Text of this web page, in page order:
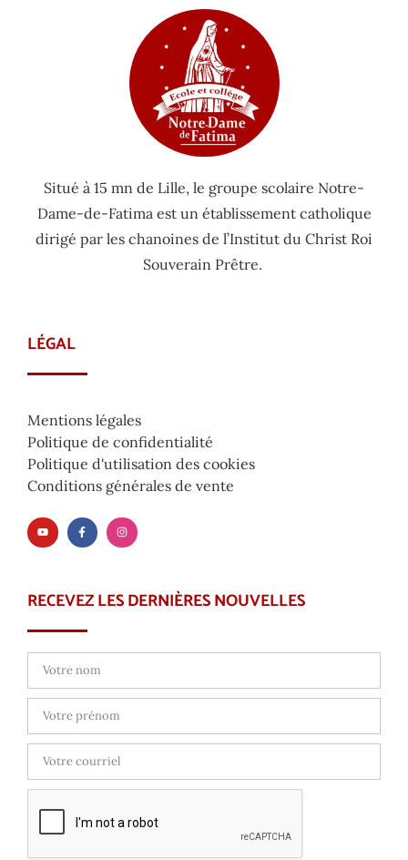
Situé à 15 mn de Lille, le groupe scolaire Notre-
Dame-de-Fatima est un établissement catholique
dirigé par les chanoines de l’Institut du Christ Roi
Souverain Prêtre.
LÉGAL
Mentions légales
Politique de confidentialité
Politique d'utilisation des cookies
Conditions générales de vente
RECEVEZ LES DERNIÈRES NOUVELLES